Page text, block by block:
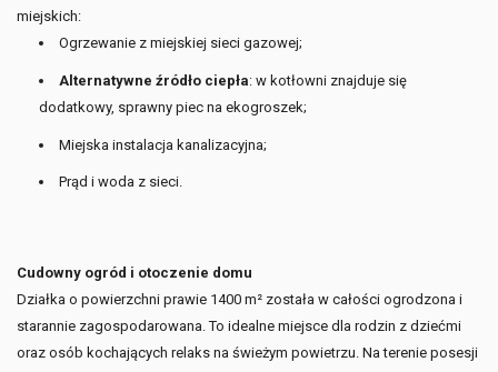
miejskich:
Ogrzewanie z miejskiej sieci gazowej;
Alternatywne źródło ciepła: w kotłowni znajduje się
dodatkowy, sprawny piec na ekogroszek;
Miejska instalacja kanalizacyjna;
Prąd i woda z sieci.
Cudowny ogród i otoczenie domu
Działka o powierzchni prawie 1400 m² została w całości ogrodzona i
starannie zagospodarowana. To idealne miejsce dla rodzin z dziećmi
oraz osób kochających relaks na świeżym powietrzu. Na terenie posesji